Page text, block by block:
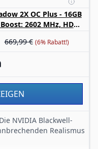
min. 850W und die
2X OC Plus - 16GB
2602 MHz, HDMI
Rückplatte
669,99 € (6% Rabatt!)
NVIDIA Blackwell-
Realismus